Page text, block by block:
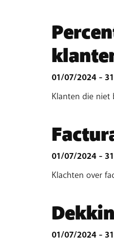
01/07/2024 -
Klanten die niet
01/07/2024 -
Klachten over
01/07/2024 -